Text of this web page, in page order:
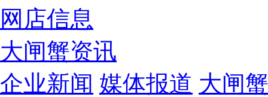
网店信息
大闸蟹资讯
企业新闻 媒体报道 大闸